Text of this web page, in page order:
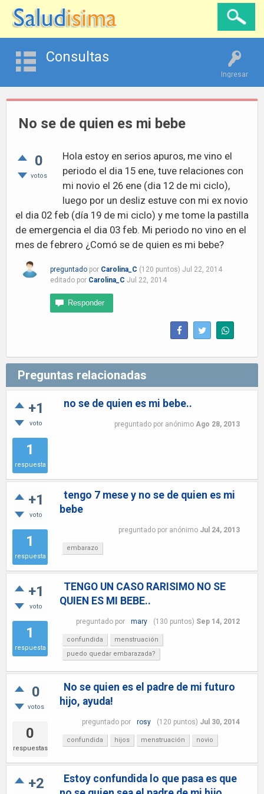
Ingresar
Consultas
No se de quien es mi bebe
0
votos
Hola estoy en serios apuros, me vino el
periodo el dia 15 ene, tuve relaciones con
mi novio el 26 ene (dia 12 de mi ciclo),
luego por un desliz estuve con mi ex novio
el dia 02 feb (día 19 de mi ciclo) y me tome la pastilla
de emergencia el dia 03 feb. Mi periodo no vino en el
mes de febrero ¿Comó se de quien es mi bebe?
preguntado por Carolina_C (120 puntos) Jul 22, 2014
editado por Carolina_C Jul 22, 2014
Preguntas relacionadas
+1
voto
1
respuesta
no se de quien es mi bebe..
preguntado por anónimo Ago 28, 2013
+1
voto
1
respuesta
tengo 7 mese y no se de quien es mi
bebe
preguntado por anónimo Jul 24, 2013
embarazo
+1
voto
1
respuesta
TENGO UN CASO RARISIMO NO SE
QUIEN ES MI BEBE..
preguntado por mary (130 puntos) Sep 14, 2012
confundida
menstruación
puedo quedar embarazada?
0
votos
0
respuestas
No se quien es el padre de mi futuro
hijo, ayuda!
preguntado por rosy (120 puntos) Jul 30, 2014
confundida hijos menstruación novio
+2
Estoy confundida lo que pasa es que